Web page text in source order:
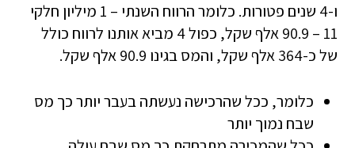
ו-4 שנים פטורות. כלומר הרווח השנתי – 1 מיליון חלקי
11 – 90.9 אלף שקל, כפול 4 מביא אותנו לרווח כולל
של כ-364 אלף שקל, והמס בגינו 90.9 אלף שקל.
כלומר, ככל שהרכישה נעשתה בעבר יותר כך מס
שבח נמוך יותר